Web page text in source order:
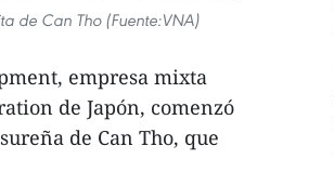
de Can Tho (Fuente:VNA)
empresa mixta
de Japón, comenzó
de Can Tho, que